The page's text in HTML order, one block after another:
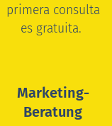
primera consulta
es gratuita.
Marketing-
Beratung